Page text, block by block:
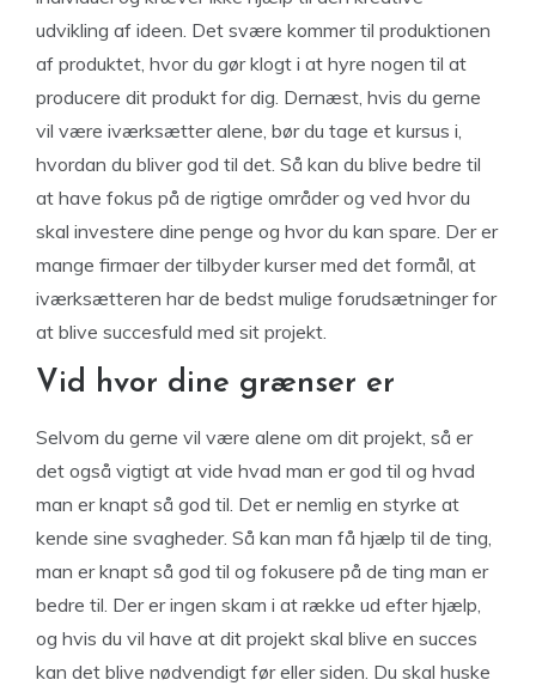
udvikling af ideen. Det svære kommer til produktionen
af produktet, hvor du gør klogt i at hyre nogen til at
producere dit produkt for dig. Dernæst, hvis du gerne
vil være iværksætter alene, bør du tage et kursus i,
hvordan du bliver god til det. Så kan du blive bedre til
at have fokus på de rigtige områder og ved hvor du
skal investere dine penge og hvor du kan spare. Der er
mange firmaer der tilbyder kurser med det formål, at
iværksætteren har de bedst mulige forudsætninger for
at blive succesfuld med sit projekt.
Vid hvor dine grænser er
Selvom du gerne vil være alene om dit projekt, så er
det også vigtigt at vide hvad man er god til og hvad
man er knapt så god til. Det er nemlig en styrke at
kende sine svagheder. Så kan man få hjælp til de ting,
man er knapt så god til og fokusere på de ting man er
bedre til. Der er ingen skam i at række ud efter hjælp,
og hvis du vil have at dit projekt skal blive en succes
kan det blive nødvendigt før eller siden. Du skal huske